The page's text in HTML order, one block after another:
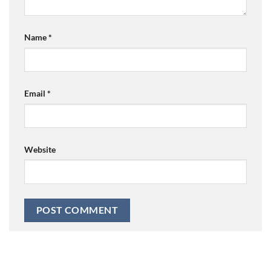
Name*
Email *
Website